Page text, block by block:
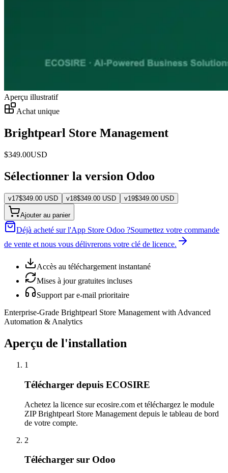
Aperçu illustratif
Achat unique
Brightpearl Store Management
$349.00USD
Sélectionner la version Odoo
v17$349.00 USD v18$349.00 USD v19$349.00 USD
Ajouter au panier
Déjà acheté sur l'App Store Odoo ?Soumettez votre commande
de vente et nous vous délivrerons votre clé de licence.
Accès au téléchargement instantané
Mises à jour gratuites incluses
Support par e-mail prioritaire
Enterprise-Grade Brightpearl Store Management with Advanced
Automation & Analytics
Aperçu de l'installation
1
Télécharger depuis ECOSIRE
Achetez la licence sur ecosire.com et téléchargez le module
ZIP Brightpearl Store Management depuis le tableau de bord
de votre compte.
2
Télécharger sur Odoo